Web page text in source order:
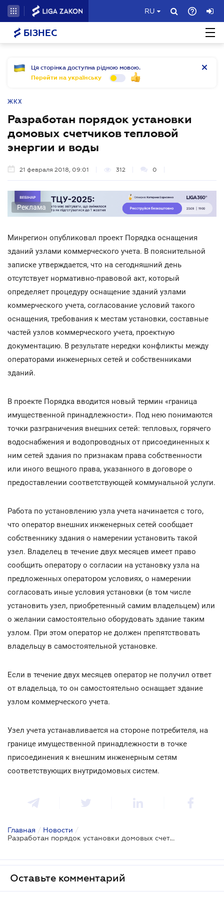
RU
БІЗНЕС
Ця сторінка доступна рідною мовою.
Перейти на українську
ЖКХ
Разработан порядок установки
домовых счетчиков тепловой
энергии и воды
21 февраля 2018, 09:01 312 0
Реклама
Минрегион опубликовал проект Порядка оснащения
зданий узлами коммерческого учета. В пояснительной
записке утверждается, что на сегодняшний день
отсутствует нормативно-правовой акт, который
определяет процедуру оснащение зданий узлами
коммерческого учета, согласование условий такого
оснащения, требования к местам установки, составные
частей узлов коммерческого учета, проектную
документацию. В результате нередки конфликты между
операторами инженерных сетей и собственниками
зданий.
В проекте Порядка вводится новый термин «граница
имущественной принадлежности». Под нею понимаются
точки разграничения внешних сетей: тепловых, горячего
водоснабжения и водопроводных от присоединенных к
ним сетей здания по признакам права собственности
или иного вещного права, указанного в договоре о
предоставлении соответствующей коммунальной услуги.
Работа по установлению узла учета начинается с того,
что оператор внешних инженерных сетей сообщает
собственнику здания о намерении установить такой
узел. Владелец в течение двух месяцев имеет право
сообщить оператору о согласии на установку узла на
предложенных оператором условиях, о намерении
согласовать иные условия установки (в том числе
установить узел, приобретенный самим владельцем) или
о желании самостоятельно оборудовать здание таким
узлом. При этом оператор не должен препятствовать
владельцу в самостоятельной установке.
Если в течение двух месяцев оператор не получил ответ
от владельца, то он самостоятельно оснащает здание
узлом коммерческого учета.
Узел учета устанавливается на стороне потребителя, на
границе имущественной принадлежности в точке
присоединения к внешним инженерным сетям
соответствующих внутридомовых систем.
Главная / Новости /
Разработан порядок установки домовых счетчиков тепловой энергии и воды
Оставьте комментарий